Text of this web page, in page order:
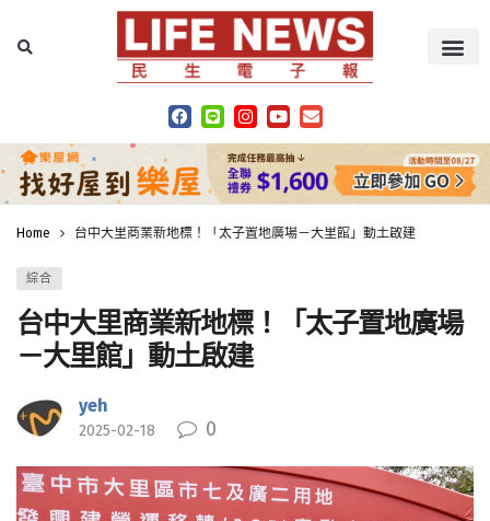
Home 台中大里商業新地標！「太子置地廣場－大里館」動土啟建
綜合
台中大里商業新地標！「太子置地廣場
－大里館」動土啟建
yeh
2025-02-18 0